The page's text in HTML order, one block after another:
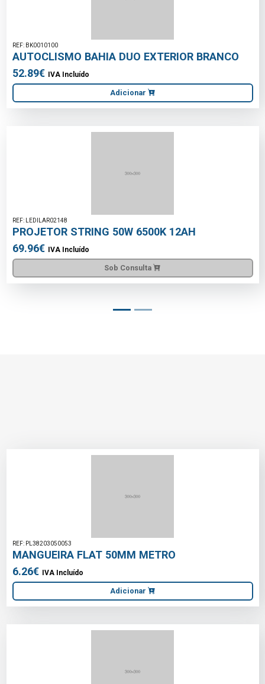
REF: BK0010100
AUTOCLISMO BAHIA DUO EXTERIOR BRANCO
52.89€ IVA Incluído
Adicionar
REF: LEDILAR02148
PROJETOR STRING 50W 6500K 12AH
69.96€ IVA Incluído
Sob Consulta
REF: PL38203050053
MANGUEIRA FLAT 50MM METRO
6.26€ IVA Incluído
Adicionar